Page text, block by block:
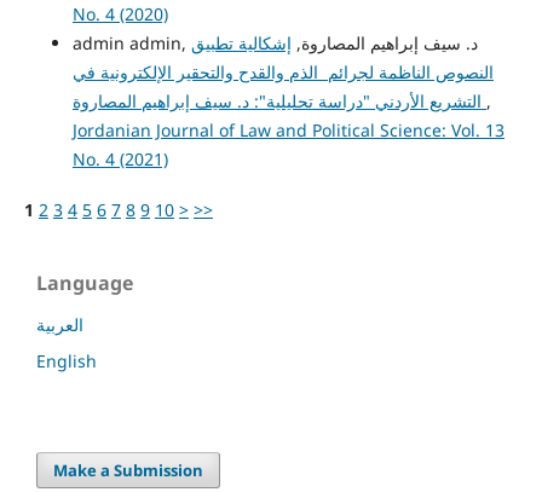
No. 4 (2020)
admin admin, د. سيف إبراهيم المصاروة, إشكالية تطبيق
النصوص الناظمة لجرائم الذم والقدح والتحقير الإلكترونية في
,
Jordanian Journal of Law and Political Science: Vol. 13
No. 4 (2021)
1 2 3 4 5 6 7 8 9 10 > >>
Language
العربية
English
Make a Submission